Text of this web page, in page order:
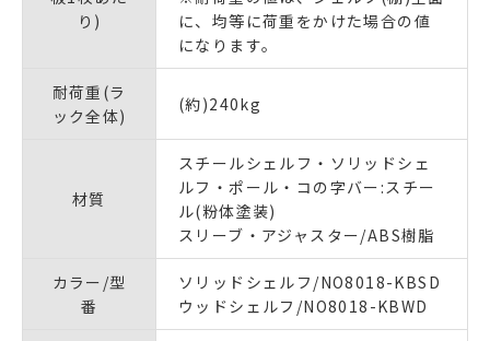
り)
に、均等に荷重をかけた場合の値
になります。
耐荷重(ラ
ック全体)
(約)240kg
材質
スチールシェルフ・ソリッドシェ
ルフ・ポール・コの字バー:スチー
ル(粉体塗装)
スリーブ・アジャスター/ABS樹脂
カラー/型
番
ソリッドシェルフ/NO8018-KBSD
ウッドシェルフ/NO8018-KBWD